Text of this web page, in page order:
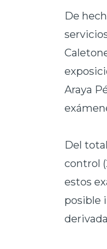
De
Araya
Del
control
estos
posible